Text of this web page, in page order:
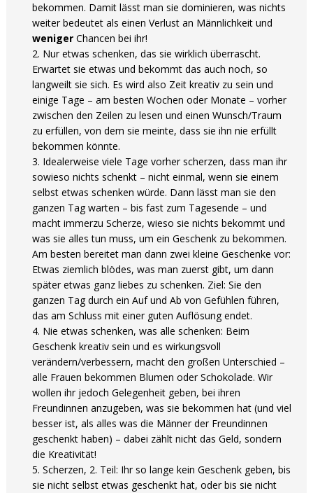
bekommen. Damit lässt man sie dominieren, was nichts
weiter bedeutet als einen Verlust an Männlichkeit und
weniger Chancen bei ihr!
Nur etwas schenken, das sie wirklich überrascht.
Erwartet sie etwas und bekommt das auch noch, so
langweilt sie sich. Es wird also Zeit kreativ zu sein und
einige Tage – am besten Wochen oder Monate – vorher
zwischen den Zeilen zu lesen und einen Wunsch/Traum
zu erfüllen, von dem sie meinte, dass sie ihn nie erfüllt
bekommen könnte.
Idealerweise viele Tage vorher scherzen, dass man ihr
sowieso nichts schenkt – nicht einmal, wenn sie einem
selbst etwas schenken würde. Dann lässt man sie den
ganzen Tag warten – bis fast zum Tagesende – und
macht immerzu Scherze, wieso sie nichts bekommt und
was sie alles tun muss, um ein Geschenk zu bekommen.
Am besten bereitet man dann zwei kleine Geschenke vor:
Etwas ziemlich blödes, was man zuerst gibt, um dann
später etwas ganz liebes zu schenken. Ziel: Sie den
ganzen Tag durch ein Auf und Ab von Gefühlen führen,
das am Schluss mit einer guten Auflösung endet.
Nie etwas schenken, was alle schenken: Beim
Geschenk kreativ sein und es wirkungsvoll
verändern/verbessern, macht den großen Unterschied –
alle Frauen bekommen Blumen oder Schokolade. Wir
wollen ihr jedoch Gelegenheit geben, bei ihren
Freundinnen anzugeben, was sie bekommen hat (und viel
besser ist, als alles was die Männer der Freundinnen
geschenkt haben) – dabei zählt nicht das Geld, sondern
die Kreativität!
Scherzen, 2. Teil: Ihr so lange kein Geschenk geben, bis
sie nicht selbst etwas geschenkt hat, oder bis sie nicht